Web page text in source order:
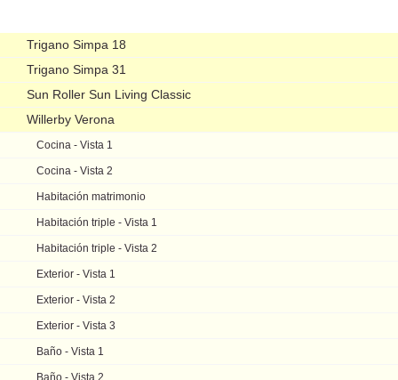
Trigano Simpa 18
Trigano Simpa 31
Sun Roller Sun Living Classic
Willerby Verona
Cocina - Vista 1
Cocina - Vista 2
Habitación matrimonio
Habitación triple - Vista 1
Habitación triple - Vista 2
Exterior - Vista 1
Exterior - Vista 2
Exterior - Vista 3
Baño - Vista 1
Baño - Vista 2